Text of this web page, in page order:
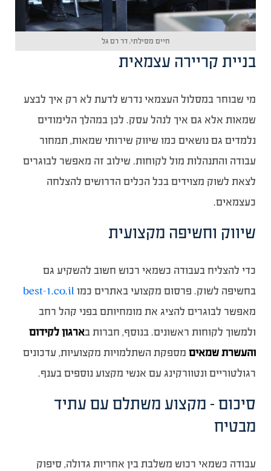
חיים מסילתי, דר רם גל
בניית קריירה עצמאית
מי שבוחר במסלול העצמאי נדרש לדעת לא רק איך לבצע
שמאות אלא גם איך לנהל עסק. לכן במהלך הלימודים
נלמדים גם נושאים כמו שיווק שירותי שמאות, תמחור
עבודה והתנהלות מול לקוחות. שילוב זה מאפשר לבוגרים
לצאת לשוק מצוידים בכל הכלים הדרושים להצלחה
כעצמאים.
שיווק וחשיפה מקצועית
כדי להצליח בעבודה כשמאי רכוש חשוב להשקיע גם
בחשיפה לשוק. פרסום מקצועי באתרים כמוbest-1.co.il
מאפשר לבוגרים להציג את מומחיותם בפני קהל רחב
ולמשוך לקוחות ראשונים. בנוסף, חברות בארגון לקידום
והעשרת שמאים מספקת השתלמויות מקצועיות, עדכונים
רגולטוריים ונטוורקינג עם אנשי מקצוע נוספים בענף.
סיכום – מקצוע משתלם עם עתיד
מבטיח
עבודה כשמאי רכוש משלבת בין אחריות גדולה, סיפוק